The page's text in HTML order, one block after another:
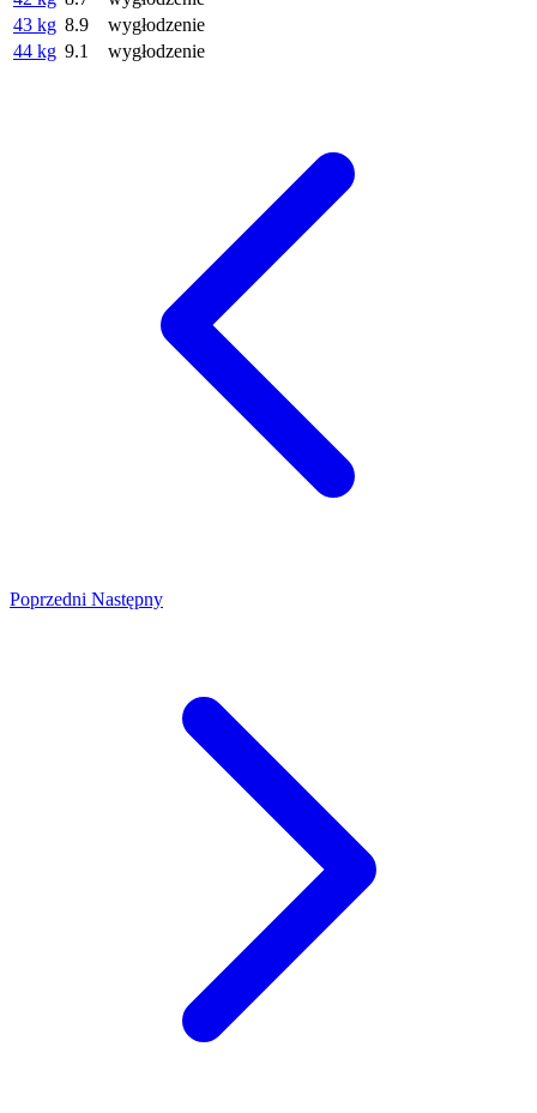
43 kg 8.9
wygłodzenie
44 kg 9.1 wygłodzenie
Poprzedni Następny